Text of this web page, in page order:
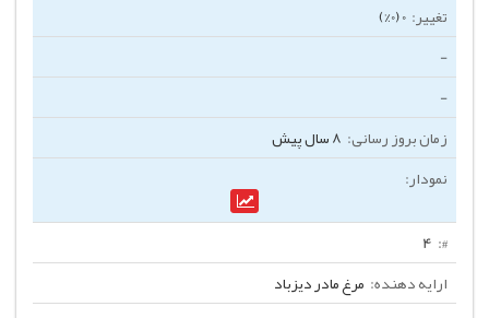
0 (0%)
-
-
8 سال پیش
4
مرغ مادر دیزباد